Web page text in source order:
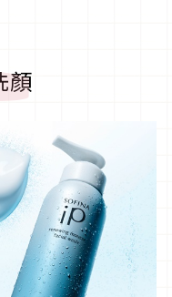
顏